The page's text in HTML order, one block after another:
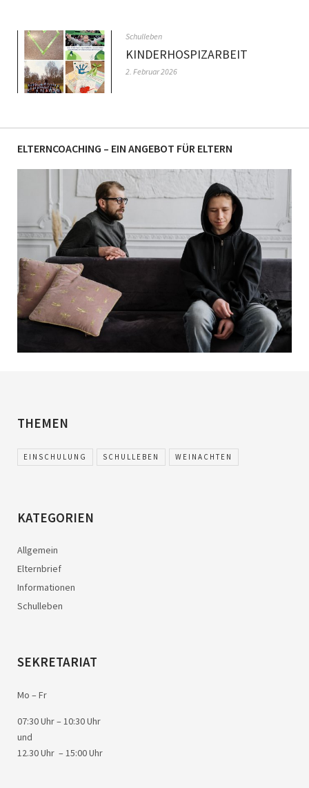
Schulleben
KINDERHOSPIZARBEIT
2. Februar 2026
ELTERNCOACHING – EIN ANGEBOT FÜR ELTERN
THEMEN
EINSCHULUNG SCHULLEBEN WEINACHTEN
KATEGORIEN
Allgemein
Elternbrief
Informationen
Schulleben
SEKRETARIAT
Mo – Fr
07:30 Uhr – 10:30 Uhr
und
12.30 Uhr – 15:00 Uhr